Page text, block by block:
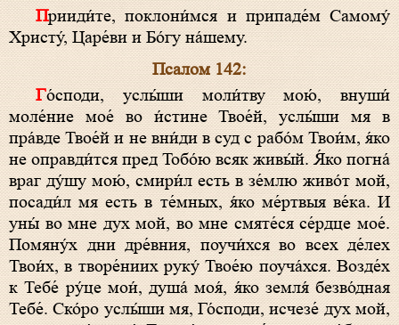
Прииди́те, поклони́мся и припаде́м Самому́
Христу́, Царе́ви и Бо́гу на́шему.
Псалом 142:
Го́споди, услы́ши моли́тву мою́, внуши́
моле́ние мое́ во и́стине Твое́й, услы́ши мя в
пра́вде Твое́й и не вни́ди в суд с рабо́м Твои́м, я́ко
не оправди́тся пред Тобо́ю всяк живы́й. Я́ко погна́
враг ду́шу мою́, смири́л есть в зе́млю живо́т мой,
посади́л мя есть в те́мных, я́ко ме́ртвыя ве́ка. И
уны́ во мне дух мой, во мне смяте́ся се́рдце мое́.
Помяну́х дни дре́вния, поучи́хся во всех де́лех
Твои́х, в творе́ниих руку́ Твое́ю поуча́хся. Возде́х
к Тебе́ ру́це мои́, душа́ моя́, я́ко земля́ безво́дная
Тебе́. Ско́ро услы́ши мя, Го́споди, исчезе́ дух мой,